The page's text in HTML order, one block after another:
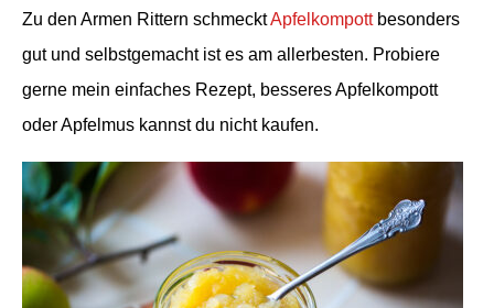
Zu den Armen Rittern schmecktApfelkompottbesonders
gut und selbstgemacht ist es am allerbesten. Probiere
gerne mein einfaches Rezept, besseres Apfelkompott
oder Apfelmus kannst du nicht kaufen.